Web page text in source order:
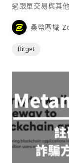
過跟單交易與其
桑幣區識
Bitget